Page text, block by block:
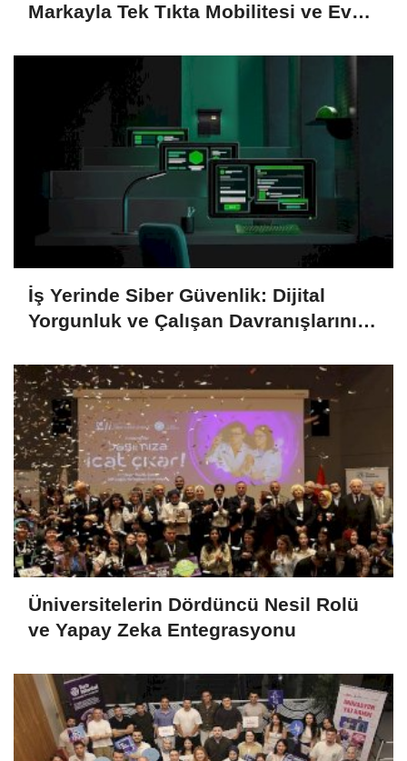
Markayla Tek Tıkta Mobilitesi ve Ev
İş Yerinde Siber Güvenlik: Dijital
Yorgunluk ve Çalışan Davranışlarının
Üniversitelerin Dördüncü Nesil Rolü
ve Yapay Zeka Entegrasyonu